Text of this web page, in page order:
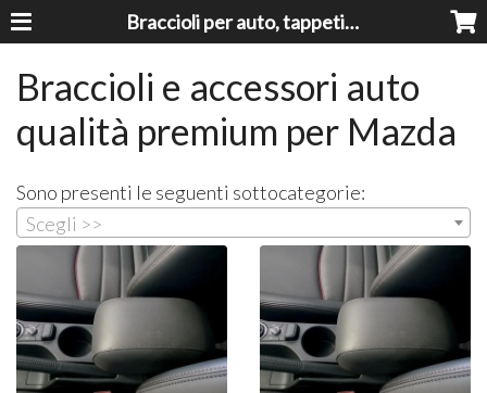
Braccioli per auto, tappeti auto, accessori auto MADE IN ITALY - Armrests, Mittelarmlehnen, Accoundoirs
Braccioli e accessori auto
qualità premium per Mazda
Sono presenti le seguenti sottocategorie:
Scegli >>